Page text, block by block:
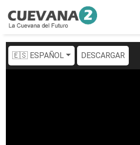
🇪🇸 ESPAÑOL DESCARGAR